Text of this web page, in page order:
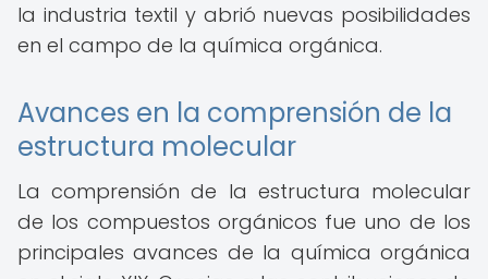
la industria textil y abrió nuevas posibilidades
en el campo de la química orgánica.
Avances en la comprensión de la
estructura molecular
La comprensión de la estructura molecular
de los compuestos orgánicos fue uno de los
principales avances de la química orgánica